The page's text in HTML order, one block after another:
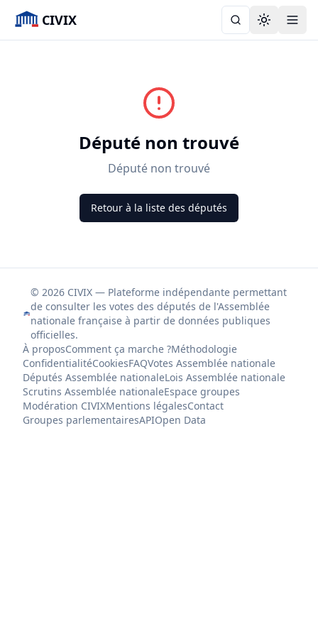
CIVIX Toggle
Député non trouvé
Député non trouvé
Retour à la liste des députés
© 2026 CIVIX — Plateforme indépendante permettant
de consulter les votes des députés de l'Assemblée
nationale française à partir de données publiques
officielles.
À proposComment ça marche ?Méthodologie
ConfidentialitéCookiesFAQVotes Assemblée nationale
Députés Assemblée nationaleLois Assemblée nationale
Scrutins Assemblée nationaleEspace groupes
Modération CIVIXMentions légalesContact
Groupes parlementairesAPIOpen Data